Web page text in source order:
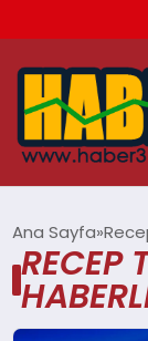
HATAY
YAŞAM
Ana Sayfa
RECEP